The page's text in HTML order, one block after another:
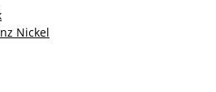
Nickel